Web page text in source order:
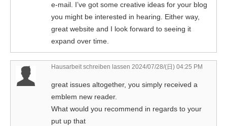
e-mail. I’ve got some creative ideas for your blog
you might be interested in hearing. Either way,
great website and I look forward to seeing it
expand over time.
Hausarbeit schreiben lassen 2024/07/28/(日) 04:25 PM
great issues altogether, you simply received a
emblem new reader.
What would you recommend in regards to your
put up that